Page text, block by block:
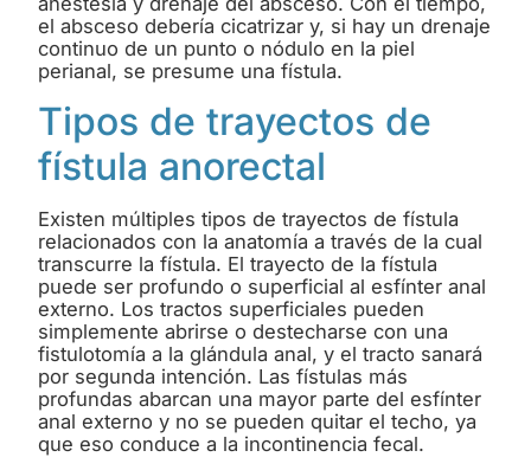
el absceso debería cicatrizar y, si hay un drenaje
continuo de un punto o nódulo en la piel
perianal, se presume una fístula.
Tipos de trayectos de
fístula anorectal
Existen múltiples tipos de trayectos de fístula
relacionados con la anatomía a través de la cual
transcurre la fístula. El trayecto de la fístula
puede ser profundo o superficial al esfínter anal
externo. Los tractos superficiales pueden
simplemente abrirse o destecharse con una
fistulotomía a la glándula anal, y el tracto sanará
por segunda intención. Las fístulas más
profundas abarcan una mayor parte del esfínter
anal externo y no se pueden quitar el techo, ya
que eso conduce a la incontinencia fecal.